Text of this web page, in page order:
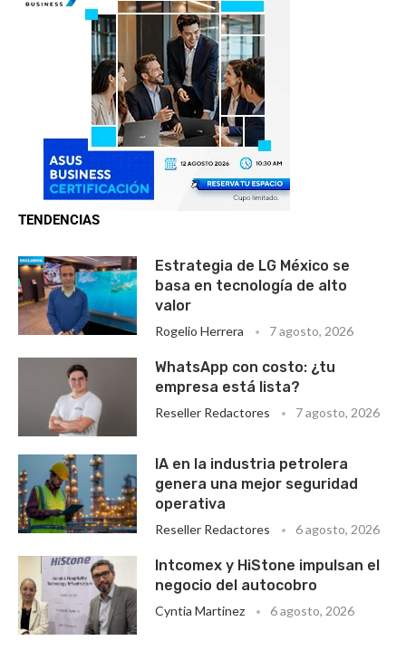
TENDENCIAS
Estrategia de LG México se
basa en tecnología de alto
valor
Rogelio Herrera 7 agosto, 2026
WhatsApp con costo: ¿tu
empresa está lista?
Reseller Redactores 7 agosto, 2026
IA en la industria petrolera
genera una mejor seguridad
operativa
Reseller Redactores 6 agosto, 2026
Intcomex y HiStone impulsan el
negocio del autocobro
Cyntia Martinez 6 agosto, 2026